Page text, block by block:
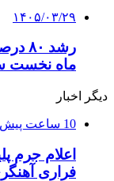
۱۴۰۵/۰۳/۲۹
رشد
ماه نخست
دیگر اخبار
10 ساعت پیش
اعلام جرم
فراری